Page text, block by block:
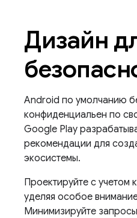
Дизайн
Android по умолчанию
конфиденциальен по
Google Play
рекомендации для
экосистемы.
Проектируйте с учетом
уделяя особое
Минимизируйте